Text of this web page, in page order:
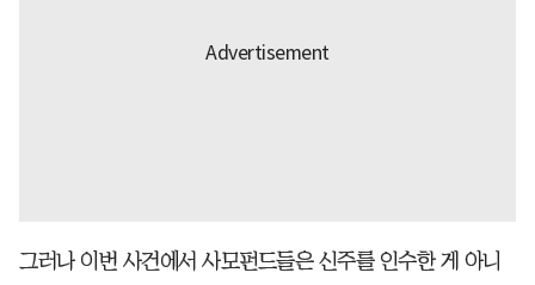
그러나 이번 사건에서 사모펀드들은 신주를 인수한 게 아니